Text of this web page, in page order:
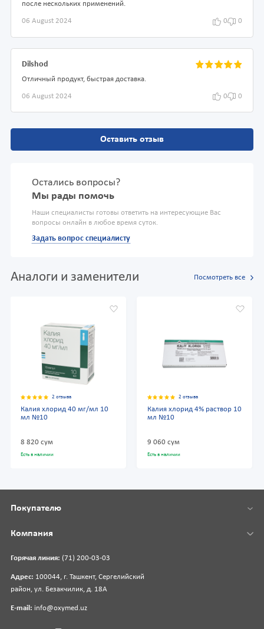
после нескольких применений.
06 August 2024 0 0
Dilshod
Отличный продукт, быстрая доставка.
06 August 2024 0 0
Оставить отзыв
Остались вопросы?
Мы рады помочь
Наши специалисты готовы ответить на интересующие Вас
вопросы онлайн в любое время суток.
Задать вопрос специалисту
Аналоги и заменители Посмотреть все
2 отзыва
Калия хлорид 40 мг/мл 10
мл №10
8 820 сум
Есть в наличии
2 отзыва
Калия хлорид 4% раствор 10
мл №10
9 060 сум
Есть в наличии
Горячая линия: (71) 200-03-03
Адрес: 100044, г. Ташкент, Сергелийский
район, ул. Безакчилик, д. 18А
E-mail: info@oxymed.uz
Покупателю
Компания